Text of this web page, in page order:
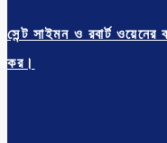
সেন্ট সাইমন ও রবার্ট ওয়েনের
কর।